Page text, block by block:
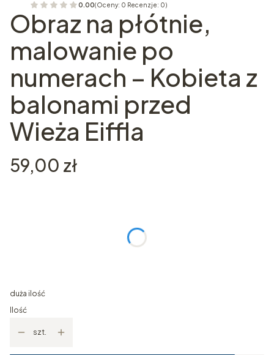
0.00(Oceny: 0 Recenzje: 0)
Obraz na płótnie,
malowanie po
numerach – Kobieta z
balonami przed
Wieża Eiffla
Cena
59,00 zł
duża ilość
Ilość
szt.